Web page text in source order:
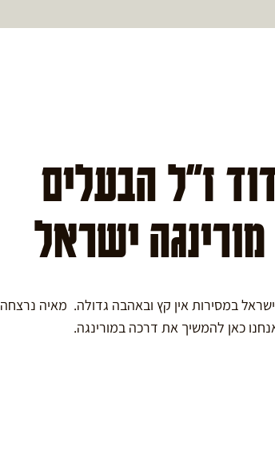
ז"ל הבעלים
ישראל
במסירות אין קץ ובאהבה גדולה. מאיה נרצחה